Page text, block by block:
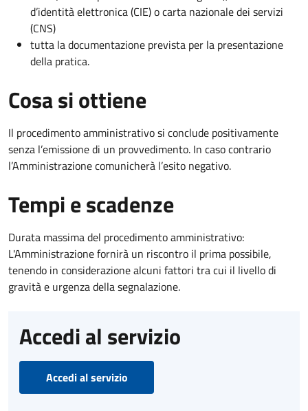
d’identità elettronica (CIE) o carta nazionale dei servizi
(CNS)
tutta la documentazione prevista per la presentazione
della pratica.
Cosa si ottiene
Il procedimento amministrativo si conclude positivamente
senza l’emissione di un provvedimento. In caso contrario
l’Amministrazione comunicherà l’esito negativo.
Tempi e scadenze
Durata massima del procedimento amministrativo:
L'Amministrazione fornirà un riscontro il prima possibile,
tenendo in considerazione alcuni fattori tra cui il livello di
gravità e urgenza della segnalazione.
Accedi al servizio
Accedi al servizio